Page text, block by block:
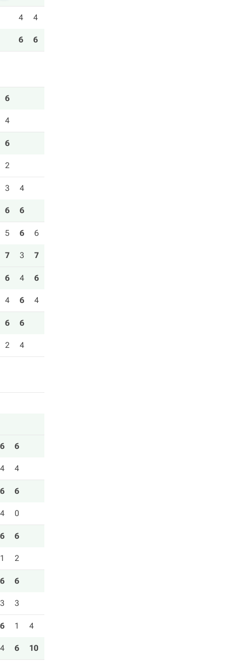
4 4
6 6
6
4
6
2
3 4
6 6
5 6 6
7 3 7
6 4 6
4 6 4
6 6
2 4
6 6
4 4
6 6
4 0
6 6
1 2
6 6
3 3
6 1 4
4 6 10